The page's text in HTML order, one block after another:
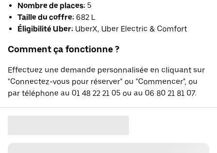
Nombre de places: 5
Taille du coffre: 682 L
Éligibilité Uber: UberX, Uber Electric & Comfort
Comment ça fonctionne ?
Effectuez une demande personnalisée en cliquant sur
"Connectez-vous pour réserver" ou "Commencer", ou
par téléphone au 01 48 22 21 05 ou au 06 80 21 81 07.